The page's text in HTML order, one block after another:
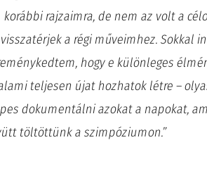
korábbi rajzaimra, de nem az volt a
a régi műveimhez. Sokkal
hogy e különleges
teljesen újat hozhatok létre –
dokumentálni azokat a napokat,
töltöttünk a szimpóziumon.”